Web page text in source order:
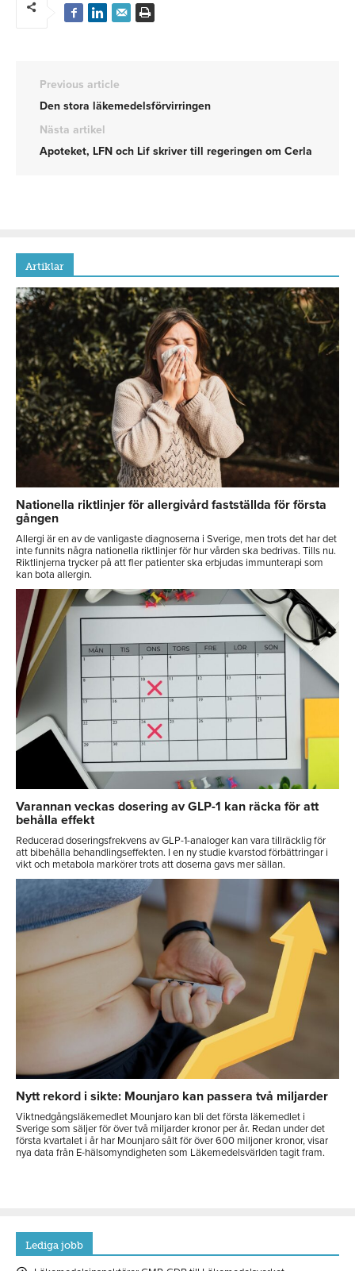
Previous article
Den stora läkemedelsförvirringen
Nästa artikel
Apoteket, LFN och Lif skriver till regeringen om Cerla
Artiklar
Nationella riktlinjer för allergivård fastställda för första
gången
Allergi är en av de vanligaste diagnoserna i Sverige, men trots det har det
inte funnits några nationella riktlinjer för hur vården ska bedrivas. Tills nu.
Riktlinjerna trycker på att fler patienter ska erbjudas immunterapi som
kan bota allergin.
Varannan veckas dosering av GLP-1 kan räcka för att
behålla effekt
Reducerad doseringsfrekvens av GLP-1-analoger kan vara tillräcklig för
att bibehålla behandlingseffekten. I en ny studie kvarstod förbättringar i
vikt och metabola markörer trots att doserna gavs mer sällan.
Nytt rekord i sikte: Mounjaro kan passera två miljarder
Viktnedgångsläkemedlet Mounjaro kan bli det första läkemedlet i
Sverige som säljer för över två miljarder kronor per år. Redan under det
första kvartalet i år har Mounjaro sålt för över 600 miljoner kronor, visar
nya data från E-hälsomyndigheten som Läkemedelsvärlden tagit fram.
Lediga jobb